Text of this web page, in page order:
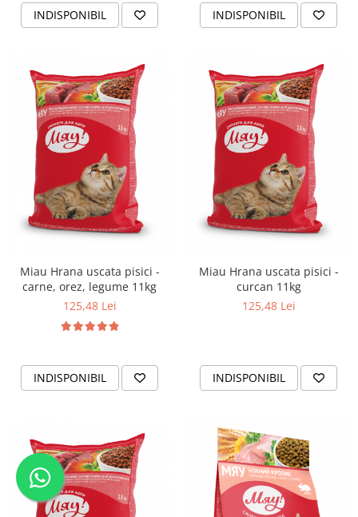
INDISPONIBIL INDISPONIBIL
Miau Hrana uscata pisici -
carne, orez, legume 11kg
125,48 Lei
INDISPONIBIL
Miau Hrana uscata pisici -
curcan 11kg
125,48 Lei
INDISPONIBIL